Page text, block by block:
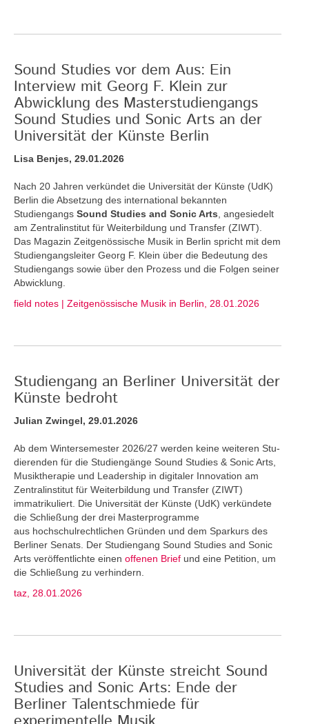
Sound Studies vor dem Aus: Ein
Interview mit Georg F. Klein zur
Abwicklung des Masterstudiengangs
Sound Studies und Sonic Arts an der
Universität der Künste Berlin
Lisa Benjes, 29.01.2026
Nach 20 Jahren verkündet die Universität der Künste (UdK)
Berlin die Absetzung des international bekannten
Studiengangs Sound Studies and Sonic Arts , angesiedelt
am Zentralinstitut für Weiterbildung und Transfer (ZIWT).
Das Magazin Zeitgenössische Musik in Berlin spricht mit dem
Studiengangsleiter Georg F. Klein über die Bedeutung des
Studiengangs sowie über den Prozess und die Folgen seiner
Abwicklung.
field notes | Zeitgenössische Musik in Berlin, 28.01.2026
Studiengang an Berliner Universität der
Künste bedroht
Julian Zwingel, 29.01.2026
Ab dem Wintersemester 2026/27 werden keine weiteren Stu­
dierenden für die Studiengänge Sound Studies & Sonic Arts,
Musiktherapie und Leadership in digitaler Innovation am
Zentralinstitut für Weiterbildung und Transfer (ZIWT)
immatrikuliert. Die Universität der Künste (UdK) verkündete
die Schließung der drei Masterprogramme
aus hochschulrechtlichen Gründen und dem Sparkurs des
Berliner Senats. Der Studiengang Sound Studies and Sonic
Arts veröffentlichte einen offenen Brief und eine Petition, um
die Schließung zu verhindern.
taz, 28.01.2026
Universität der Künste streicht Sound
Studies and Sonic Arts: Ende der
Berliner Talentschmiede für